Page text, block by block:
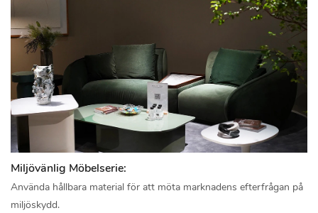
Miljövänlig Möbelserie:
Använda hållbara material för att möta marknadens efterfrågan på
miljöskydd.